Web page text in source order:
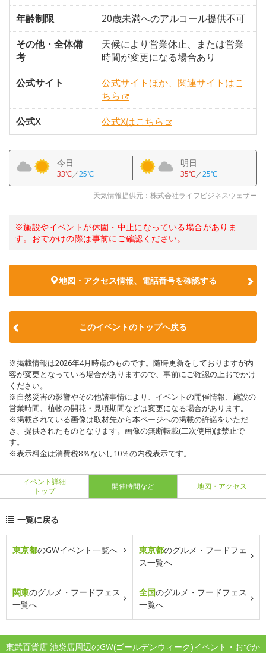
年齢制限
20歳未満へのアルコール提供不可
その他・全体備
考
天候により営業休止、または営業
時間が変更になる場合あり
公式サイト
公式サイトほか、関連サイトはこ
ちら
公式X
公式Xはこちら
今日
33℃／25℃
明日
35℃／25℃
天気情報提供元：株式会社ライフビジネスウェザー
※施設やイベントが休園・中止になっている場合がありま
す。おでかけの際は事前にご確認ください。
地図・アクセス情報、電話番号を確認する
このイベントのトップへ戻る
※掲載情報は2026年4月時点のものです。随時更新をしておりますが内
容が変更となっている場合がありますので、事前にご確認の上おでかけ
ください。
※自然災害の影響やその他諸事情により、イベントの開催情報、施設の
営業時間、植物の開花・見頃期間などは変更になる場合があります。
※掲載されている画像は取材先から本ページへの掲載の許諾をいただ
き、提供されたものとなります。画像の無断転載(二次使用)は禁止で
す。
※表示料金は消費税8％ないし10％の内税表示です。
イベント詳細
トップ
開催時間など 地図・アクセス
一覧に戻る
東京都のGWイベント一覧へ 東京都のグルメ・フードフェ
ス一覧へ
関東のグルメ・フードフェス
一覧へ
全国のグルメ・フードフェス
一覧へ
東武百貨店 池袋店周辺のGW(ゴールデンウィーク)イベント・おでか